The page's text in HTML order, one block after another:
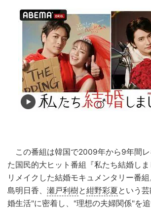
この番組は韓国で2009年から9年間
た国民的大ヒット番組『私たち結婚し
リメイクした結婚モキュメンタリー番
島明日香、 瀬戸利樹と紺野彩夏という
婚生活"に密着し、"理想の夫婦関係"を